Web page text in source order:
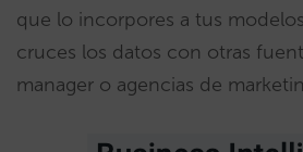
que lo incorpores a tus
cruces los datos con otras
manager o agencias de